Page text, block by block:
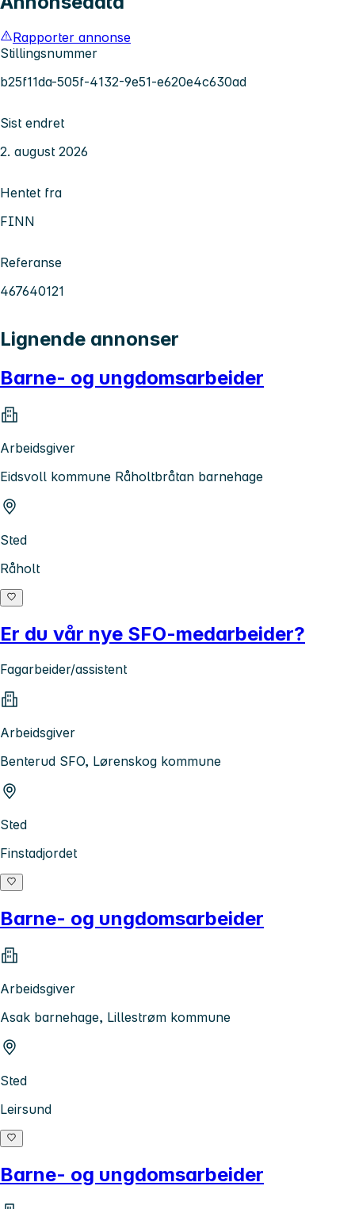
Rapporter annonse
Stillingsnummer
b25f11da-505f-4132-9e51-e620e4c630ad
Sist endret
2. august 2026
Hentet fra
FINN
Referanse
467640121
Lignende annonser
Barne- og ungdomsarbeider
Arbeidsgiver
Eidsvoll kommune Råholtbråtan barnehage
Sted
Råholt
Er du vår nye SFO-medarbeider?
Fagarbeider/assistent
Arbeidsgiver
Benterud SFO, Lørenskog kommune
Sted
Finstadjordet
Barne- og ungdomsarbeider
Arbeidsgiver
Asak barnehage, Lillestrøm kommune
Sted
Leirsund
Barne- og ungdomsarbeider